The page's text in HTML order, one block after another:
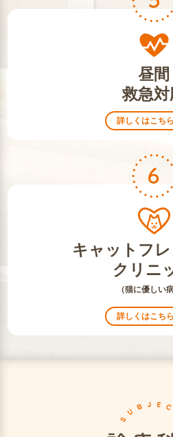
昼間
救急対
詳しくはこち
キャットフ
クリニ
（猫に優しい
詳しくはこち